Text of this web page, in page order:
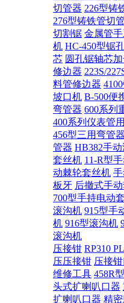
切管器 226型铸
276型铸铁管切
切割锯 金属管
机 HC-450型锯
芯 圆孔锯轴芯
修边器 223S/
料管修边器
坡口机 B-500便
弯管器 600系列
400系列仪表管
456型三用弯管器
管器 HB382手
套丝机 11-R型
动棘轮套丝机
板牙 后撤式手
700型手持电动
滚沟机 915型手
机 916型滚沟机
滚沟机
压接钳 RP310
压压接钳 压接钳
维修工具 458R
头式扩喇叭口器
扩喇叭口器 精